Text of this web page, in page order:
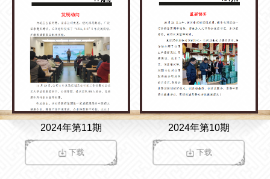
2024年第11期
下载
2024年第10期
下载